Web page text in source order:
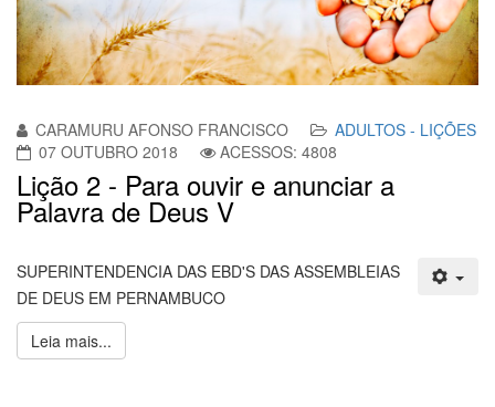
CARAMURU AFONSO FRANCISCO
ADULTOS - LIÇÕES
07 OUTUBRO 2018
ACESSOS: 4808
Lição 2 - Para ouvir e anunciar a
Palavra de Deus V
SUPERINTENDENCIA DAS EBD'S DAS ASSEMBLEIAS
DE DEUS EM PERNAMBUCO
Leia mais...